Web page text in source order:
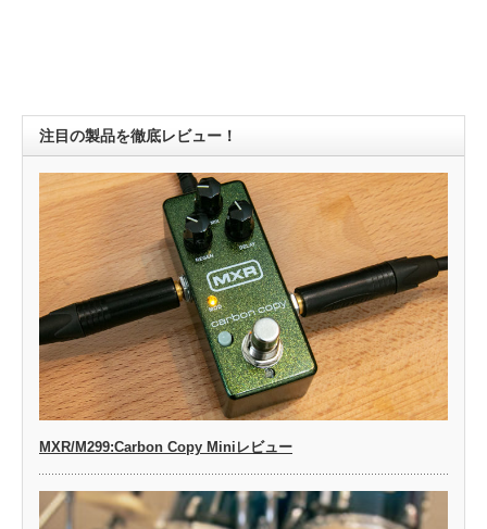
注目の製品を徹底レビュー！
MXR/M299:Carbon Copy Miniレビュー